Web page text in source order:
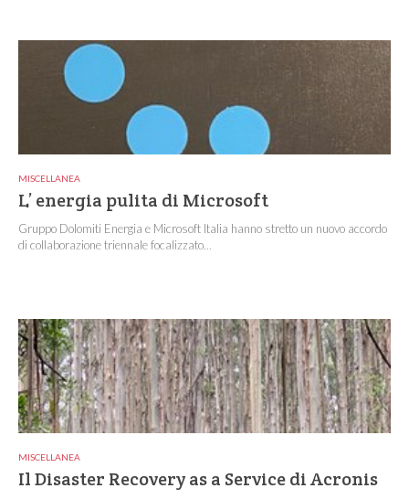
MISCELLANEA
L’ energia pulita di Microsoft
Gruppo Dolomiti Energia e Microsoft Italia hanno stretto un nuovo accordo
di collaborazione triennale focalizzato...
MISCELLANEA
Il Disaster Recovery as a Service di Acronis